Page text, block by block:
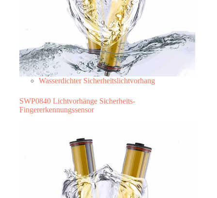
Wasserdichter Sicherheitslichtvorhang
SWP0840 Lichtvorhänge Sicherheits-
Fingererkennungssensor